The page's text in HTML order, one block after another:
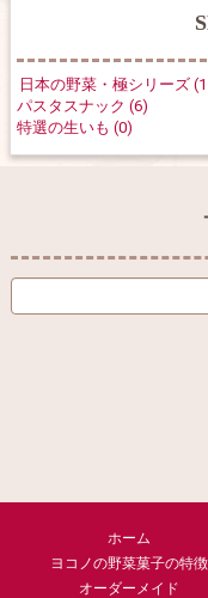
日本の野菜・極シリーズ
パスタスナック (6)
特選の生いも (0)
ホーム
ヨコノの野菜菓子の特徴
オーダーメイド